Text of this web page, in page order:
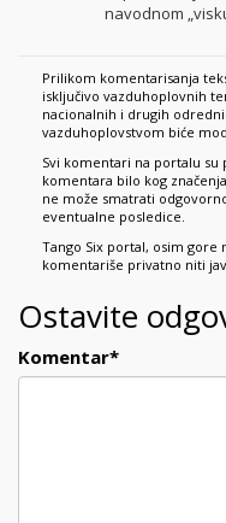
navodnom
Prilikom komentarisanja
isključivo vazduhoplovnih
nacionalnih i drugih
vazduhoplovstvom biće
Svi komentari na portalu
komentara bilo kog
ne može smatrati
eventualne posledice.
Tango Six portal, osim gore
komentariše privatno niti
Ostavite
Komentar*